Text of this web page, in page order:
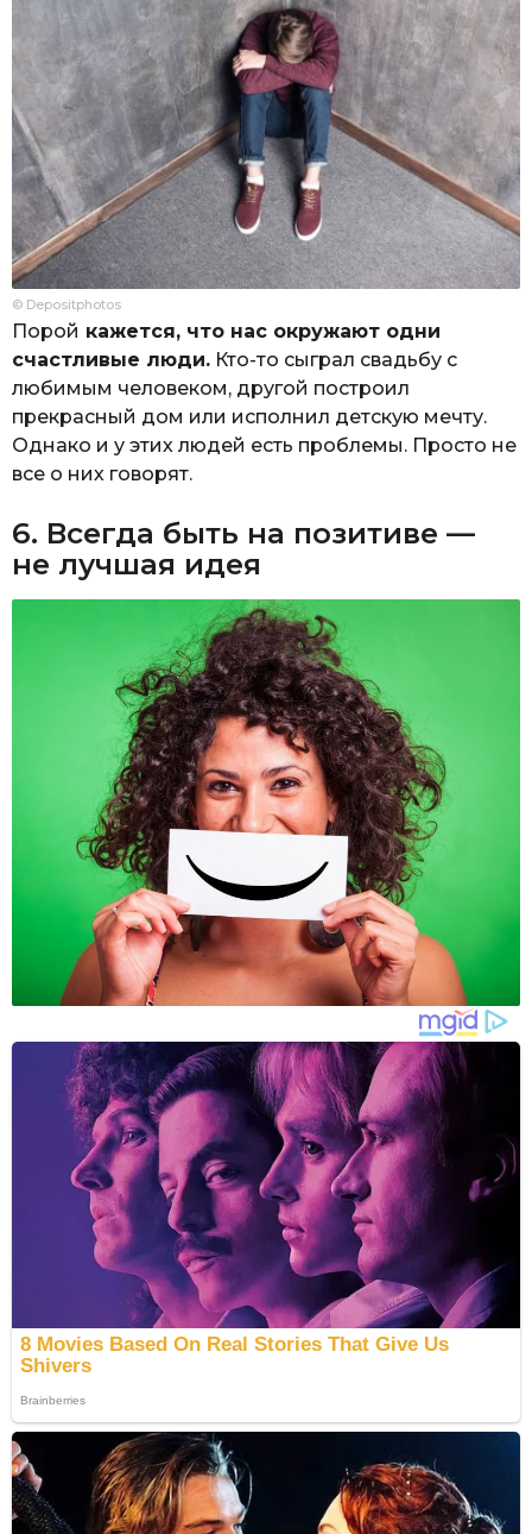
© Depositphotos
Порой кажется, что нас окружают одни
счастливые люди. Кто-то сыграл свадьбу с
любимым человеком, другой построил
прекрасный дом или исполнил детскую мечту.
Однако и у этих людей есть проблемы. Просто не
все о них говорят.
6. Всегда быть на позитиве —
не лучшая идея